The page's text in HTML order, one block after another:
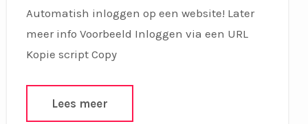
Automatish inloggen op een website! Later
meer info Voorbeeld Inloggen via een URL
Kopie script Copy
Lees meer